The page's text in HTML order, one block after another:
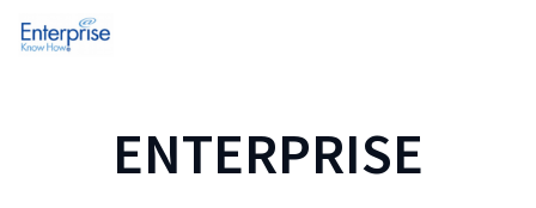
ENTERPRISE